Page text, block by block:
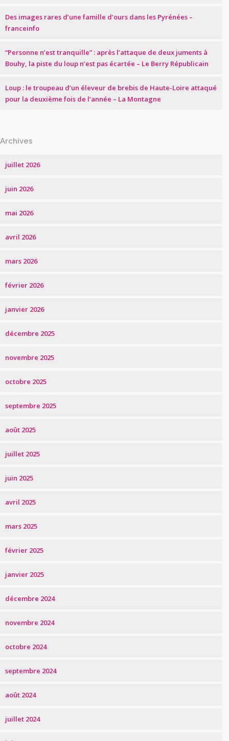
Des images rares d’une famille d’ours dans les Pyrénées –
franceinfo
“Personne n’est tranquille” : après l’attaque de deux juments à
Bouhy, la piste du loup n’est pas écartée – Le Berry Républicain
Loup : le troupeau d’un éleveur de brebis de Haute-Loire attaqué
pour la deuxième fois de l’année – La Montagne
Archives
juillet 2026
juin 2026
mai 2026
avril 2026
mars 2026
février 2026
janvier 2026
décembre 2025
novembre 2025
octobre 2025
septembre 2025
août 2025
juillet 2025
juin 2025
avril 2025
mars 2025
février 2025
janvier 2025
décembre 2024
novembre 2024
octobre 2024
septembre 2024
août 2024
juillet 2024